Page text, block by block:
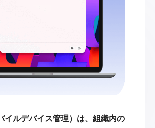
イルデバイス管理）は、組織内の